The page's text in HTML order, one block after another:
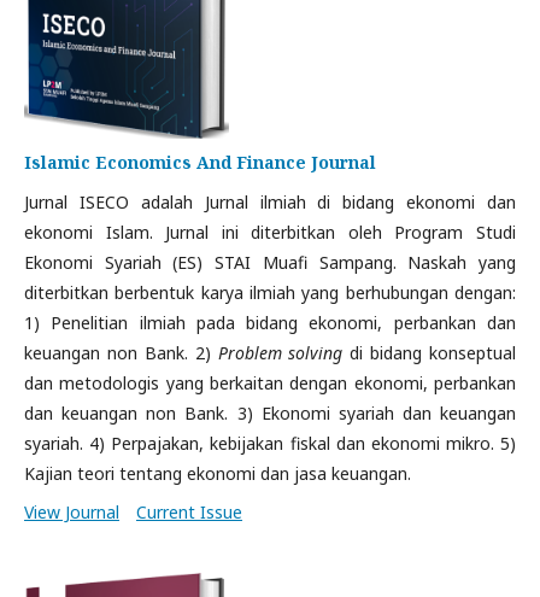
Islamic Economics And Finance Journal
Jurnal ISECO adalah Jurnal ilmiah di bidang ekonomi dan
ekonomi Islam. Jurnal ini diterbitkan oleh Program Studi
Ekonomi Syariah (ES) STAI Muafi Sampang. Naskah yang
diterbitkan berbentuk karya ilmiah yang berhubungan dengan:
1) Penelitian ilmiah pada bidang ekonomi, perbankan dan
keuangan non Bank. 2) Problem solving di bidang konseptual
dan metodologis yang berkaitan dengan ekonomi, perbankan
dan keuangan non Bank. 3) Ekonomi syariah dan keuangan
syariah. 4) Perpajakan, kebijakan fiskal dan ekonomi mikro. 5)
Kajian teori tentang ekonomi dan jasa keuangan.
View Journal
Current Issue